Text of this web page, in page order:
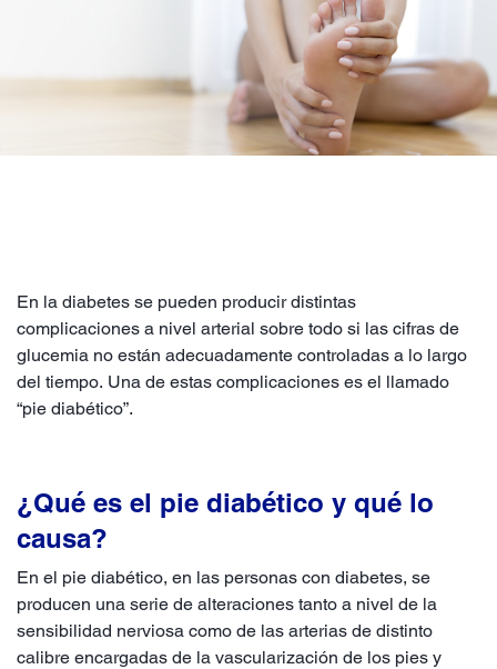
En la diabetes se pueden producir distintas
complicaciones a nivel arterial sobre todo si las cifras de
glucemia no están adecuadamente controladas a lo largo
del tiempo. Una de estas complicaciones es el llamado
“pie diabético”.
¿Qué es el pie diabético y qué lo
causa?
En el pie diabético, en las personas con diabetes, se
producen una serie de alteraciones tanto a nivel de la
sensibilidad nerviosa como de las arterias de distinto
calibre encargadas de la vascularización de los pies y